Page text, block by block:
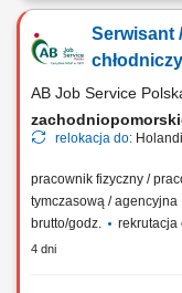
Diagnozować i usuwać
mechanicznych;
Serwisant
AB Job Service
relokacja do:
pracownik fizyczny /
tymczasową / agencyjna
brutto/godz.
rekrutacja
4 dni